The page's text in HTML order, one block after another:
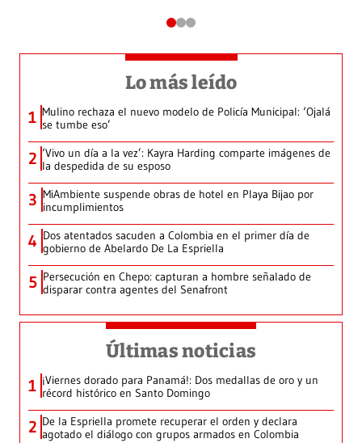
Lo más leído
1 Mulino rechaza el nuevo modelo de Policía Municipal: ‘Ojalá
se tumbe eso’
2 ‘Vivo un día a la vez’: Kayra Harding comparte imágenes de
la despedida de su esposo
3 MiAmbiente suspende obras de hotel en Playa Bijao por
incumplimientos
4 Dos atentados sacuden a Colombia en el primer día de
gobierno de Abelardo De La Espriella
5 Persecución en Chepo: capturan a hombre señalado de
disparar contra agentes del Senafront
Últimas noticias
1 ¡Viernes dorado para Panamá!: Dos medallas de oro y un
récord histórico en Santo Domingo
2 De la Espriella promete recuperar el orden y declara
agotado el diálogo con grupos armados en Colombia